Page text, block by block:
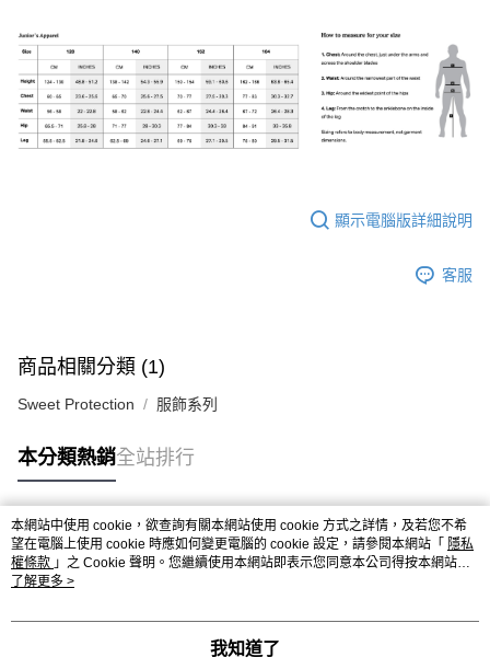
顯示電腦版詳細說明
客服
商品相關分類 (1)
Sweet Protection 服飾系列
本分類熱銷全站排行
熱門標籤
本網站中使用 cookie，欲查詢有關本網站使用 cookie 方式之詳情，及若您不希
望在電腦上使用 cookie 時應如何變更電腦的 cookie 設定，請參閱本網站「 隱私
權條款 」之 Cookie 聲明。您繼續使用本網站即表示您同意本公司得按本網站使
用條款之 Cookie 聲明使用 cookie。
了解更多 >
我知道了